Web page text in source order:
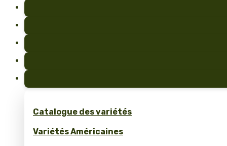
Catalogue des variétés
Variétés Américaines